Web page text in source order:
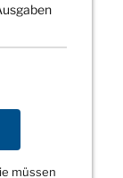
müssen